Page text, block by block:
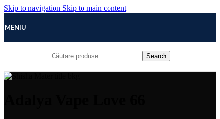
Skip to navigation Skip to main content
MENIU
Search